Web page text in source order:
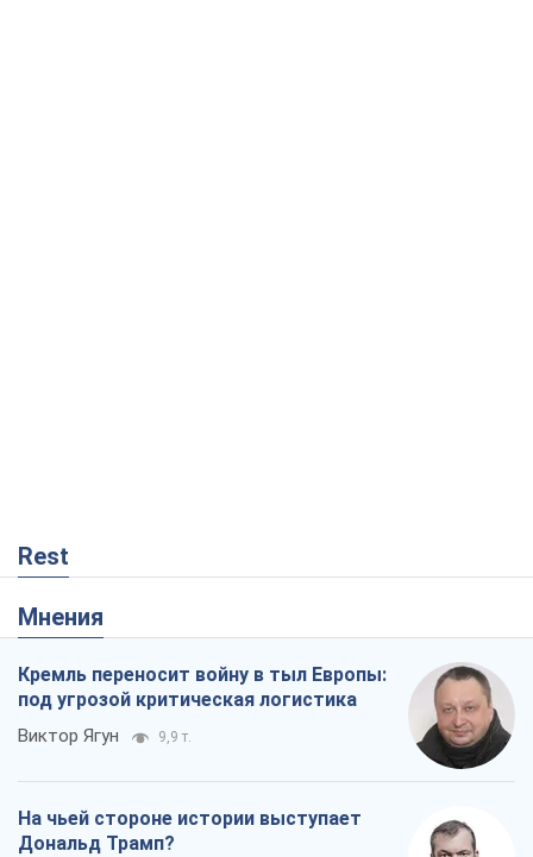
Rest
Мнения
Кремль переносит войну в тыл Европы:
под угрозой критическая логистика
Виктор Ягун 9,9 т.
На чьей стороне истории выступает
Дональд Трамп?